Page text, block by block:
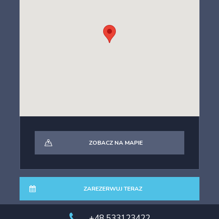
ZOBACZ NA MAPIE
ZAREZERWUJ TERAZ